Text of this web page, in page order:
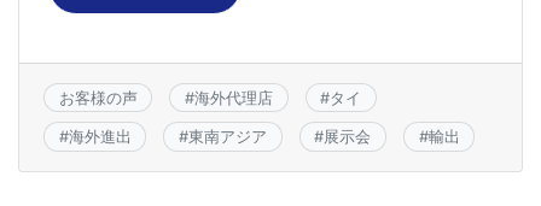
b
o
o
k
お客様の声 #海外代理店 #タイ
#海外進出 #東南アジア #展示会 #輸出